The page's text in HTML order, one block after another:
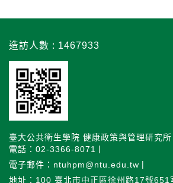
造訪人數 : 1467933
臺大公共衛生學院 健康政策與管理研究所
電話：02-3366-8071
電子郵件：ntuhpm@ntu.edu.tw
地址：100 臺北市中正區徐州路17號651